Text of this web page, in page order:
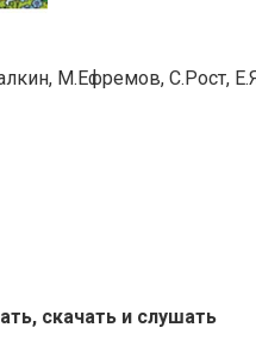
М.Ефремов, С.Рост,
скачать и слушать